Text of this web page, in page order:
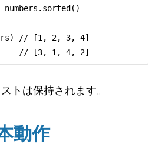
numbers.sorted()
// [1, 2, 3, 4]
トは保持されます。
動作